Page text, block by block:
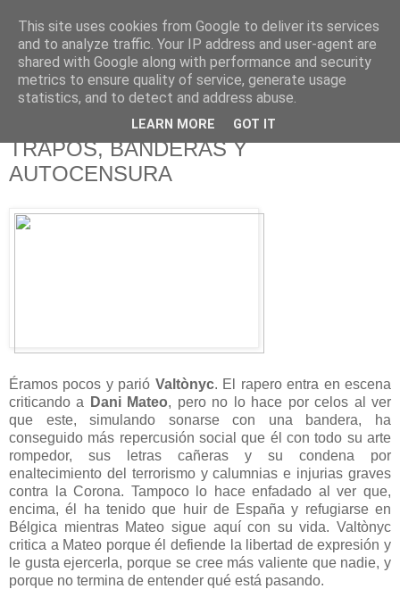
625 RANAS
LA TELEVISIÓN DESDE EL PUNTO DE VISTA BATRACIO
TRAPOS, BANDERAS Y
AUTOCENSURA
Éramos pocos y parió Valtònyc. El rapero entra en escena
criticando a
Dani Mateo, pero no lo hace por celos al ver
que este, simulando sonarse con una bandera, ha
conseguido más repercusión social que él con todo su arte
rompedor, sus letras cañeras y su condena por
enaltecimiento del terrorismo y calumnias e injurias graves
contra la Corona. Tampoco lo hace enfadado al ver que,
encima, él ha tenido que huir de España y refugiarse en
Bélgica mientras Mateo sigue aquí con su vida. Valtònyc
critica a Mateo porque él defiende la libertad de expresión y
le gusta ejercerla, porque se cree más valiente que nadie, y
porque no termina de entender qué está pasando.
This site uses cookies from Google to deliver its services
and to analyze traffic. Your IP address and user-agent are
shared with Google along with performance and security
metrics to ensure quality of service, generate usage
statistics, and to detect and address abuse.
LEARN MORE GOT IT